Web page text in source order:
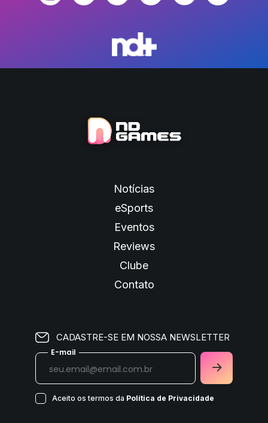
Notícias
eSports
Eventos
Reviews
Clube
Contato
CADASTRE-SE EM NOSSA NEWSLETTER
E-mail
Aceito os termos da Política de Privacidade